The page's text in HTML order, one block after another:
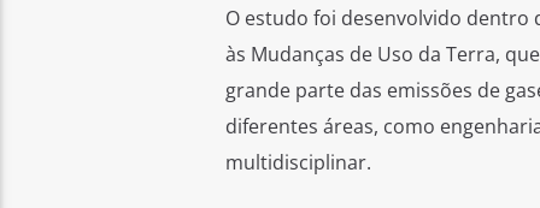
O estudo foi desenvolvido dentro
às Mudanças de Uso da Terra,
grande parte das emissões de
diferentes áreas, como
multidisciplinar.